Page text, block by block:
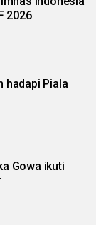
2026
hadapi Piala